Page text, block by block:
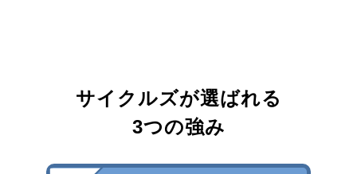
サイクルズが選ばれる
3つの強み